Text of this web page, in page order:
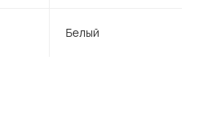
Белый